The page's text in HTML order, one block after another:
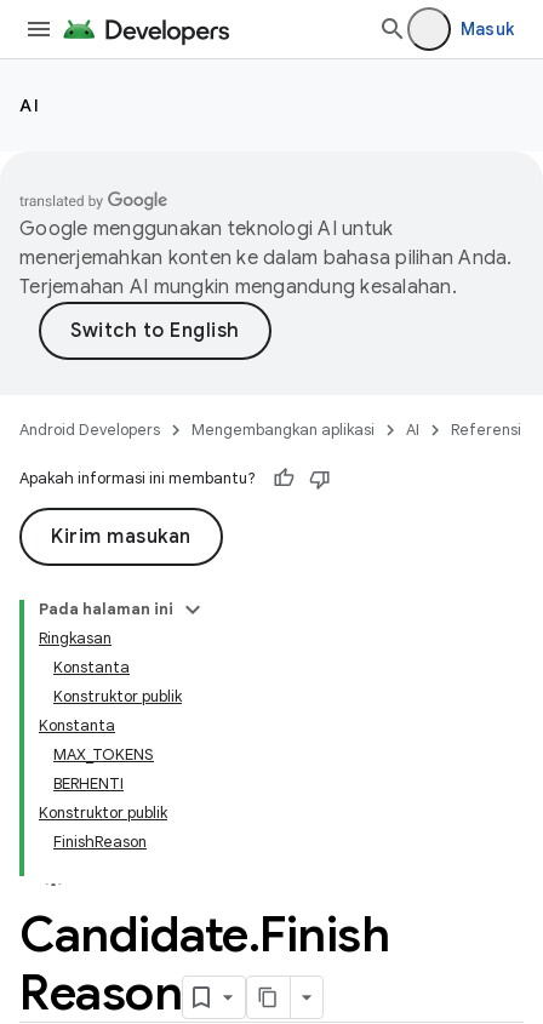
Masuk
AI
Google menggunakan teknologi AI untuk
menerjemahkan konten ke dalam bahasa pilihan Anda.
Terjemahan AI mungkin mengandung kesalahan.
Android Developers Mengembangkan aplikasi AI Referensi
Apakah informasi ini membantu?
Kirim masukan
Pada halaman ini
Ringkasan
Konstanta
Konstruktor publik
Konstanta
MAX_TOKENS
BERHENTI
Konstruktor publik
FinishReason
Candidate.Finish
Reason